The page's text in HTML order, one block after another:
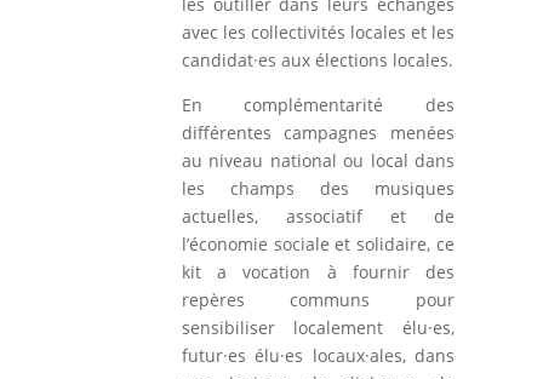
avec les collectivités locales et les
candidat·es aux élections locales.
En complémentarité des
différentes campagnes menées
au niveau national ou local dans
les champs des musiques
actuelles, associatif et de
l’économie sociale et solidaire, ce
kit a vocation à fournir des
repères communs pour
sensibiliser localement élu·es,
futur·es élu·es locaux·ales, dans